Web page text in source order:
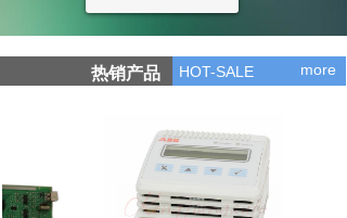
more
热销产品 HOT-SALE